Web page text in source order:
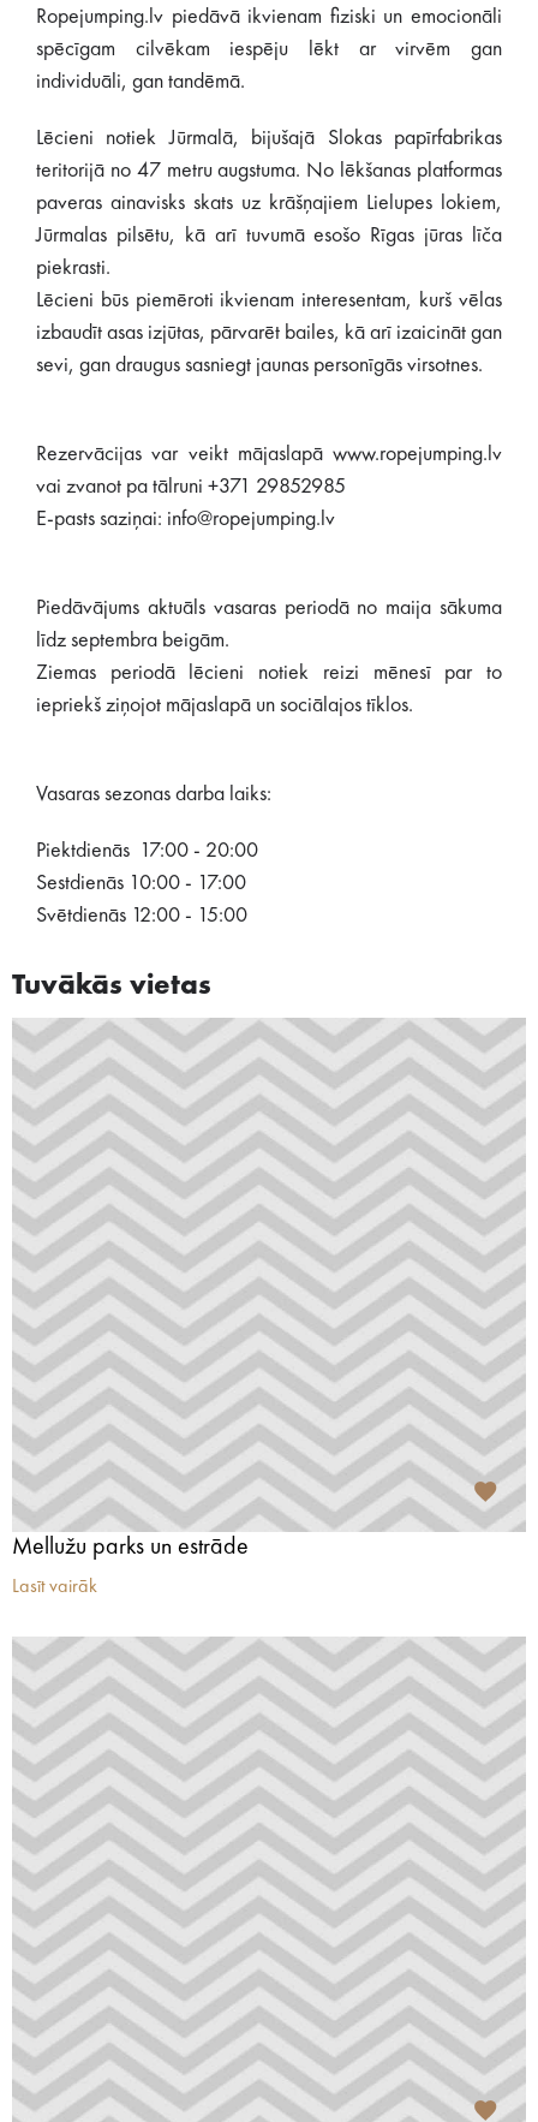
Ropejumping.lv piedāvā ikvienam fiziski un emocionāli
spēcīgam cilvēkam iespēju lēkt ar virvēm gan
individuāli, gan tandēmā.
Lēcieni notiek Jūrmalā, bijušajā Slokas papīrfabrikas
teritorijā no 47 metru augstuma. No lēkšanas platformas
paveras ainavisks skats uz krāšņajiem Lielupes lokiem,
Jūrmalas pilsētu, kā arī tuvumā esošo Rīgas jūras līča
piekrasti.
Lēcieni būs piemēroti ikvienam interesentam, kurš vēlas
izbaudīt asas izjūtas, pārvarēt bailes, kā arī izaicināt gan
sevi, gan draugus sasniegt jaunas personīgās virsotnes.
Rezervācijas var veikt mājaslapā www.ropejumping.lv
vai zvanot pa tālruni +371 29852985
E-pasts saziņai: info@ropejumping.lv
Piedāvājums aktuāls vasaras periodā no maija sākuma
līdz septembra beigām.
Ziemas periodā lēcieni notiek reizi mēnesī par to
iepriekš ziņojot mājaslapā un sociālajos tīklos.
Vasaras sezonas darba laiks:
Piektdienās 17:00 - 20:00
Sestdienās 10:00 - 17:00
Svētdienās 12:00 - 15:00
Tuvākās vietas
Mellužu parks un estrāde
Lasīt vairāk